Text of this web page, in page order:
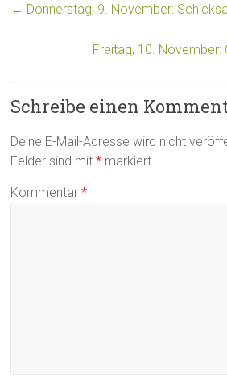
← Donnerstag, 9. November:
Freitag, 10. November:
Schreibe einen
Deine E-Mail-Adresse wird nicht
Felder sind mit* markiert
Kommentar*